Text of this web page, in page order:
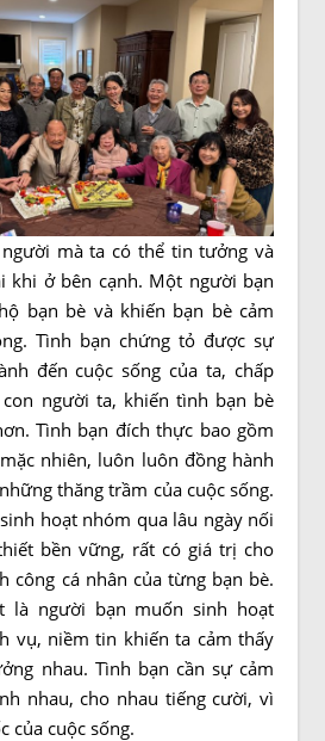
mà ta có thể tin tưởng và
khi ở bên cạnh. Một người bạn
bạn bè và khiến bạn bè cảm
Tình bạn chứng tỏ được sự
đến cuộc sống của ta, chấp
người ta, khiến tình bạn bè
Tình bạn đích thực bao gồm
nhiên, luôn luôn đồng hành
thăng trầm của cuộc sống.
hoạt nhóm qua lâu ngày nối
bền vững, rất có giá trị cho
công cá nhân của từng bạn bè.
là người bạn muốn sinh hoạt
vụ, niềm tin khiến ta cảm thấy
nhau. Tình bạn cần sự cảm
nhau, cho nhau tiếng cười, vì
của cuộc sống.